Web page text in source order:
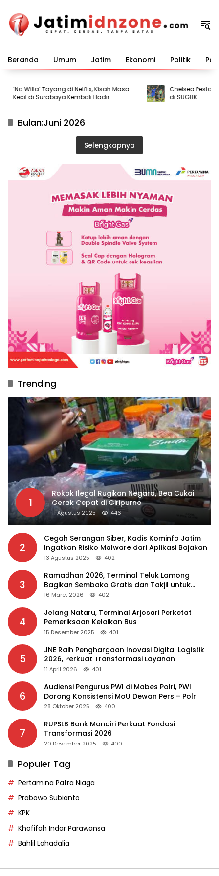
konten
Beranda Umum Jatim Ekonomi Politik
‘Na Willa’ Tayang di Netflix, Kisah Masa
Kecil di Surabaya Kembali Hadir
Chelsea Pesta
di SUGBK
Bulan:Juni 2026
Selengkapnya
Trending
1
Rokok Ilegal Rugikan Negara, Bea Cukai
Gerak Cepat di Giripurno
11 Agustus 2025 446
2
Cegah Serangan Siber, Kadis Kominfo Jatim
Ingatkan Risiko Malware dari Aplikasi Bajakan
13 Agustus 2025 402
3
Ramadhan 2026, Terminal Teluk Lamong
Bagikan Sembako Gratis dan Takjil untuk
Masyarakat
16 Maret 2026 402
4
Jelang Nataru, Terminal Arjosari Perketat
Pemeriksaan Kelaikan Bus
15 Desember 2025 401
5
JNE Raih Penghargaan Inovasi Digital Logistik
2026, Perkuat Transformasi Layanan
11 April 2026 401
6
Audiensi Pengurus PWI di Mabes Polri, PWI
Dorong Konsistensi MoU Dewan Pers – Polri
28 Oktober 2025 400
7
RUPSLB Bank Mandiri Perkuat Fondasi
Transformasi 2026
20 Desember 2025 400
Populer Tag
Pertamina Patra Niaga
Prabowo Subianto
KPK
Khofifah Indar Parawansa
Bahlil Lahadalia